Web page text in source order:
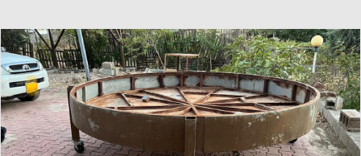
دیاریکراوەکانم
دوا بینراوەکان
چات